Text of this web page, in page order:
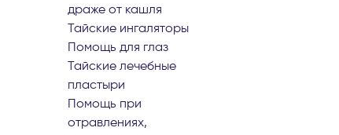
драже от кашля
тайские ингаляторы
помощь для глаз
пластыри
отравлениях,